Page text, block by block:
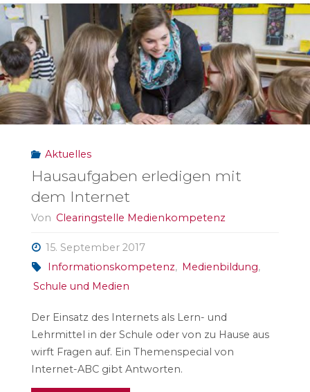
in
der
Familie"
Aktuelles
Hausaufgaben erledigen mit
dem Internet
Von Clearingstelle Medienkompetenz
15. September 2017
Informationskompetenz, Medienbildung,
Schule und Medien
Der Einsatz des Internets als Lern- und
Lehrmittel in der Schule oder von zu Hause aus
wirft Fragen auf. Ein Themenspecial von
Internet-ABC gibt Antworten.